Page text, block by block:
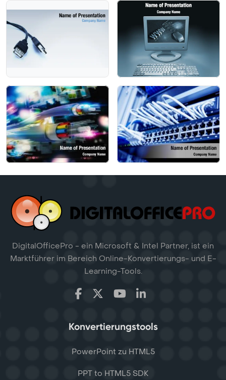
DigitalOfficePro - ein Microsoft & Intel Partner, ist ein
Marktführer im Bereich Online-Konvertierungs- und E-
Learning-Tools.
Konvertierungstools
PowerPoint zu HTML5
PPT to HTML5 SDK